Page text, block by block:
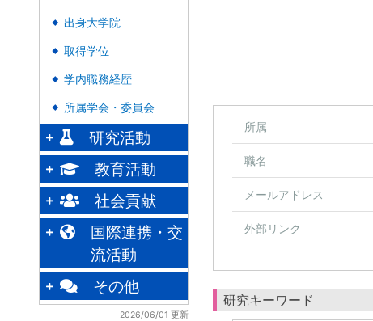
◆ 出身大学院
◆ 取得学位
◆ 学内職務経歴
◆ 所属学会・委員会
研究活動
教育活動
社会貢献
国際連携・交
流活動
その他
2026/06/01 更新
所属
職名
メールアドレス
外部リンク
研究キーワード